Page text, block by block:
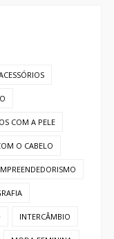
COM A PELE
O CABELO
INTERCÂMBIO